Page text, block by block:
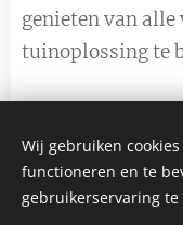
genieten van alle
tuinoplossing te
Wij gebruiken
functioneren en te
gebruikerservaring te